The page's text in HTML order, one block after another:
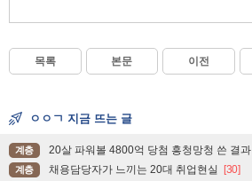
목록 본문 이전
ㅇㅇㄱ 지금 뜨는 글
계층 20살 파워볼 4800억 당첨 흥청망청 쓴 결과
계층 채용담당자가 느끼는 20대 취업현실 [30]